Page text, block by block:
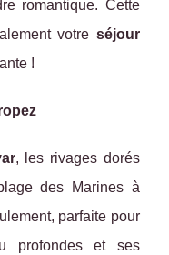
romantique. Cette
votre séjour
!
, les rivages dorés
des Marines à
parfaite pour
profondes et ses